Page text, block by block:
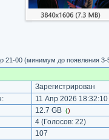
21-00 (минимум до появления 3-
Зарегистрирован
11 Апр 2026 18:32:10
12.7 GB ()
4(Голосов: 22)
107